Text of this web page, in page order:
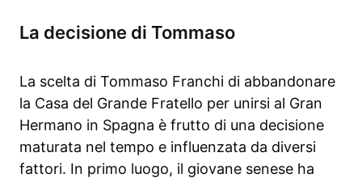
La decisione di Tommaso
La scelta di Tommaso Franchi di abbandonare
la Casa del Grande Fratello per unirsi al Gran
Hermano in Spagna è frutto di una decisione
maturata nel tempo e influenzata da diversi
fattori. In primo luogo, il giovane senese ha